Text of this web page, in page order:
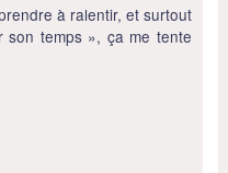
à ralentir, et surtout
son temps », ça me tente